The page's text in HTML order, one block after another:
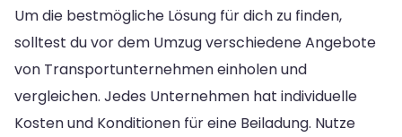
Um die bestmögliche Lösung für dich zu finden,
solltest du vor dem Umzug verschiedene Angebote
von Transportunternehmen einholen und
vergleichen. Jedes Unternehmen hat individuelle
Kosten und Konditionen für eine Beiladung. Nutze